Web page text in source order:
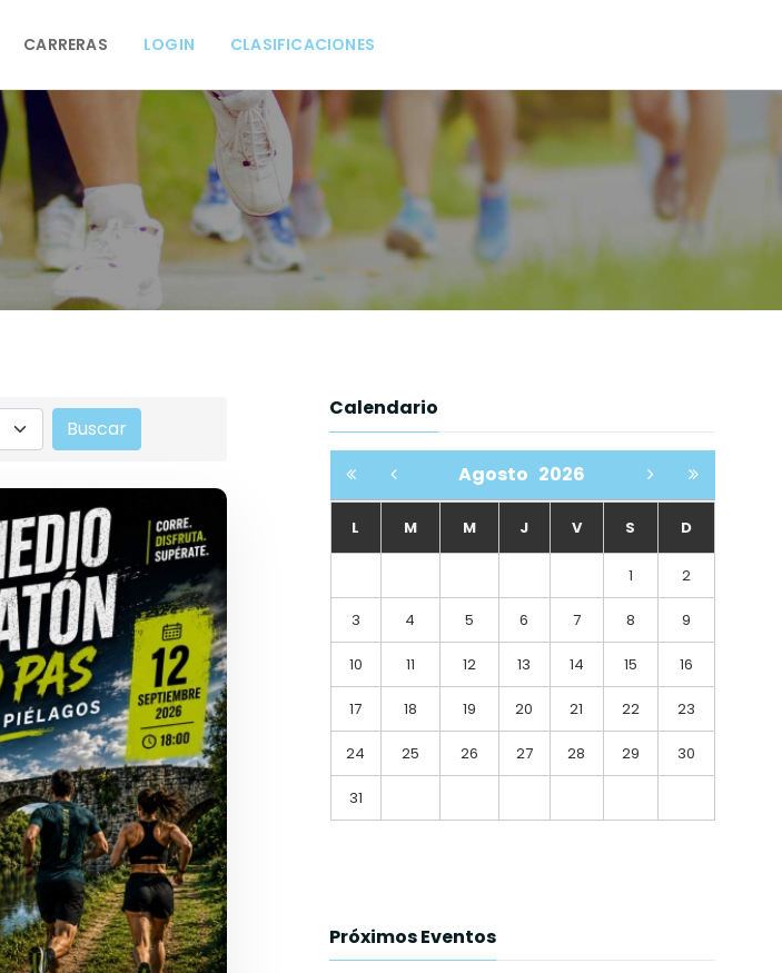
CARRERAS LOGIN CLASIFICACIONES
Calendario
Agosto 2026
L M M J V S D
1 2
3 4 5 6 7 8 9
10 11 12 13 14 15 16
17 18 19 20 21 22 23
24 25 26 27 28 29 30
31
Próximos Eventos